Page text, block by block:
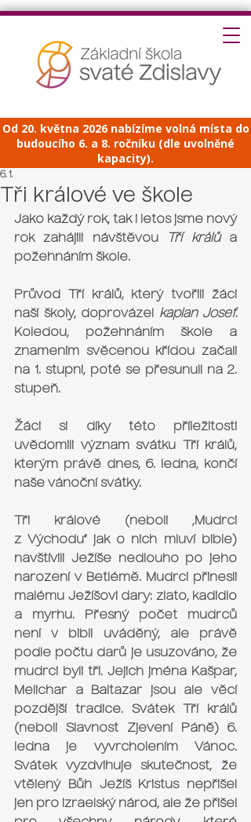
Od 20. května 2026 nabízíme volná místa do
budoucího 6. a 8. ročníku (dle uvolněné
kapacity).
Tři králové ve škole
6. 1.
Jako každý rok, tak i letos jsme nový
rok zahájili návštěvou
Tří králů a
požehnáním škole.
Průvod Tří králů, který tvořili žáci
naší školy, doprovázel kaplan Josef.
Koledou, požehnáním škole a
znamením svěcenou křídou začali
na 1. stupni, poté se přesunuli na 2.
stupeň.
Žáci si díky této příležitosti
uvědomili význam svátku Tří králů,
kterým právě dnes, 6. ledna, končí
naše vánoční svátky.
Tři králové (neboli „Mudrci
z Východu“ jak o nich mluví bible)
navštívili Ježíše nedlouho po jeho
narození v Betlémě. Mudrci přinesli
malému Ježíšovi dary: zlato, kadidlo
a myrhu. Přesný počet mudrců
není v bibli uváděný, ale právě
podle počtu darů je usuzováno, že
mudrci byli tři. Jejich jména Kašpar,
Melichar a Baltazar jsou ale věcí
pozdější tradice. Svátek Tří králů
(neboli Slavnost Zjevení Páně) 6.
ledna je vyvrcholením Vánoc.
Svátek vyzdvihuje skutečnost, že
vtělený Bůh Ježíš Kristus nepřišel
jen pro izraelský národ, ale že přišel